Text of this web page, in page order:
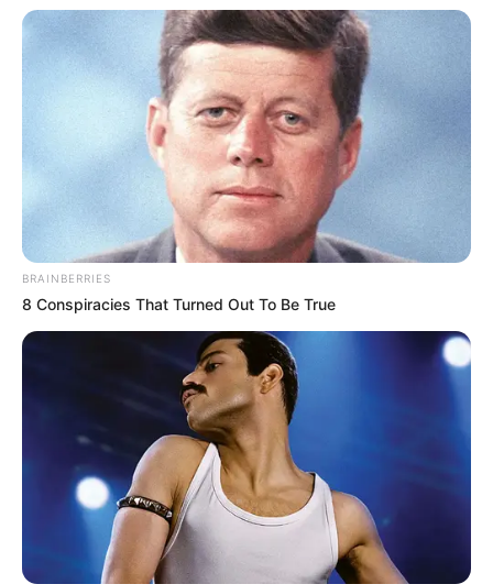
mussten die Abstammungslehre ja endlich auch mal
lernen.
weitere Kalauer
Quermania folgen: Impressum & Kontakt
Smartphone Startseite
Auf einigen Seiten dieses Projektes sind Affiliate-
Angebote integriert. Wenn etwas darüber gebucht oder
gekauft wird, ist das eine Unterstützung, ohne dass sich
BRAINBERRIES
8 Conspiracies That Turned Out To Be True